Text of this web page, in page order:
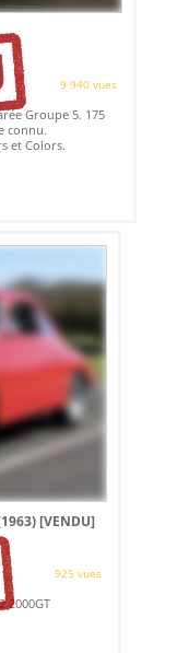
9 940 vues
Groupe 5. 175
connu.
et Colors.
[VENDU]
925 vues
2000GT